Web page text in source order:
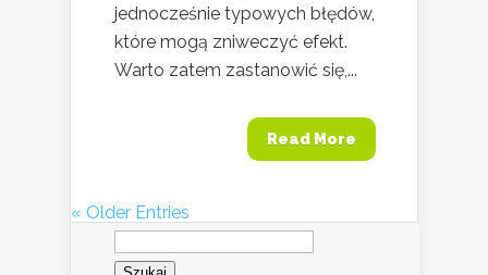
jednocześnie typowych błędów,
które mogą zniweczyć efekt.
Warto zatem zastanowić się,...
Read More
« Older Entries
Szukaj: